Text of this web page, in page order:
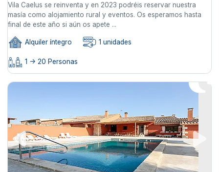
Vila Caelus se reinventa y en 2023 podréis reservar nuestra
masía como alojamiento rural y eventos. Os esperamos hasta
final de este año si aún os apete ...
Alquiler íntegro 1 unidades
1 -> 20 Personas